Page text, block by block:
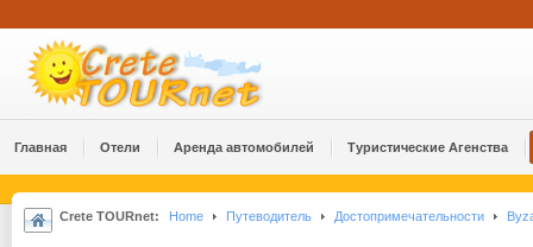
Главная Отели Аренда автомобилей Туристические Агенства
Crete TOURnet: Home Путеводитель Достопримечательности